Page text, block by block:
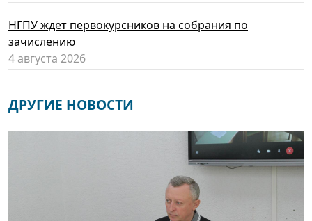
НГПУ ждет первокурсников на собрания по
зачислению
4 августа 2026
ДРУГИЕ НОВОСТИ